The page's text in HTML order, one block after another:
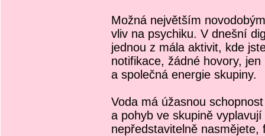
Možná největším
vliv na psychiku. V dnešní
jednou z mála aktivit, kde
notifikace, žádné hovory,
a společná energie skupiny.
Voda má úžasnou
a pohyb ve skupině
nepředstavitelně